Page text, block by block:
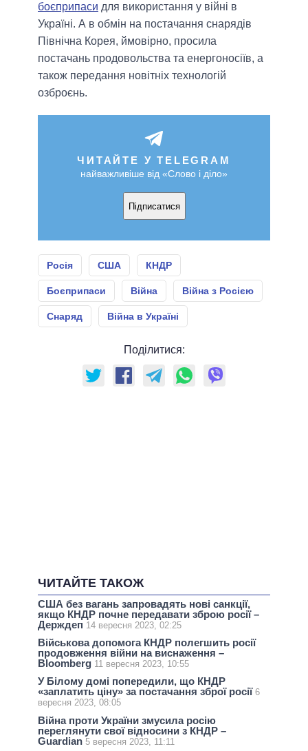
боєприпаси для використання у війні в
Україні. А в обмін на постачання снарядів
Північна Корея, ймовірно, просила
постачань продовольства та енергоносіїв, а
також передання новітніх технологій
озброєнь.
ЧИТАЙТЕ У TELEGRAM
найважливіше від «Слово і діло»
Підписатися
Росія США КНДР
Боєприпаси Війна Війна з Росією
Снаряд Війна в Україні
Поділитися:
ЧИТАЙТЕ ТАКОЖ
США без вагань запровадять нові санкції,
якщо КНДР почне передавати зброю росії –
Держдеп 14 вересня 2023, 02:25
Військова допомога КНДР полегшить росії
продовження війни на виснаження –
Bloomberg 11 вересня 2023, 10:55
У Білому домі попередили, що КНДР
«заплатить ціну» за постачання зброї росії 6
вересня 2023, 08:05
Війна проти України змусила росію
переглянути свої відносини з КНДР –
Guardian 5 вересня 2023, 11:11